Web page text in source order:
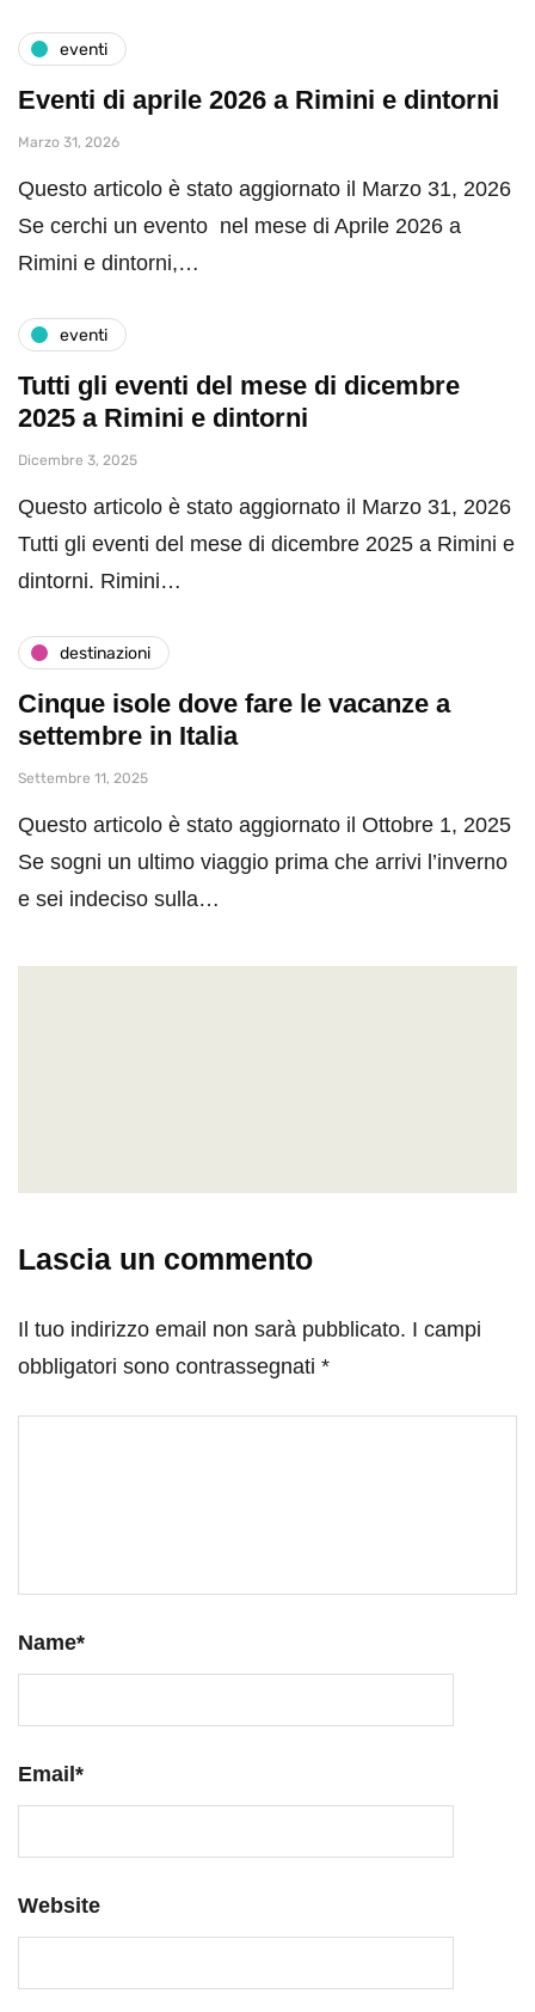
eventi
Eventi di aprile 2026 a Rimini e dintorni
Marzo 31, 2026
Questo articolo è stato aggiornato il Marzo 31, 2026
Se cerchi un evento nel mese di Aprile 2026 a
Rimini e dintorni,…
eventi
Tutti gli eventi del mese di dicembre
2025 a Rimini e dintorni
Dicembre 3, 2025
Questo articolo è stato aggiornato il Marzo 31, 2026
Tutti gli eventi del mese di dicembre 2025 a Rimini e
dintorni. Rimini…
destinazioni
Cinque isole dove fare le vacanze a
settembre in Italia
Settembre 11, 2025
Questo articolo è stato aggiornato il Ottobre 1, 2025
Se sogni un ultimo viaggio prima che arrivi l’inverno
e sei indeciso sulla…
Lascia un commento
Il tuo indirizzo email non sarà pubblicato. I campi
obbligatori sono contrassegnati *
Name*
Email *
Website